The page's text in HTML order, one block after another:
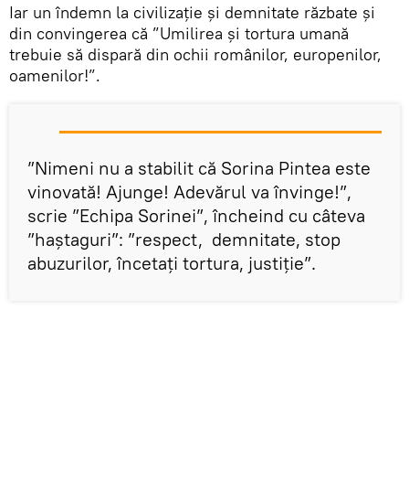
Iar un îndemn la civilizație și demnitate răzbate și
din convingerea că ”Umilirea și tortura umană
trebuie să dispară din ochii românilor, europenilor,
oamenilor!”.
”Nimeni nu a stabilit că Sorina Pintea este
vinovată! Ajunge! Adevărul va învinge!”,
scrie ”Echipa Sorinei”, încheind cu câteva
”haștaguri”: ”respect, demnitate, stop
abuzurilor, încetați tortura, justiție”.